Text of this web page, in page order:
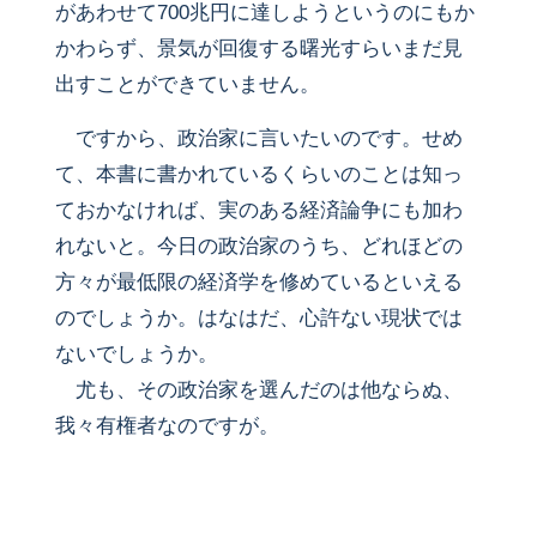
があわせて700兆円に達しようというのにもか
かわらず、景気が回復する曙光すらいまだ見
出すことができていません。
ですから、政治家に言いたいのです。せめ
て、本書に書かれているくらいのことは知っ
ておかなければ、実のある経済論争にも加わ
れないと。今日の政治家のうち、どれほどの
方々が最低限の経済学を修めているといえる
のでしょうか。はなはだ、心許ない現状では
ないでしょうか。
尤も、その政治家を選んだのは他ならぬ、
我々有権者なのですが。